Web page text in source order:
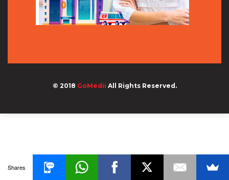
© 2018 GoMedii All Rights Reserved.
Shares